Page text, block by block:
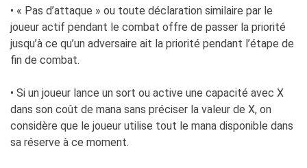
• « Pas d’attaque » ou toute déclaration similaire par le
joueur actif pendant le combat offre de passer la priorité
jusqu’à ce qu’un adversaire ait la priorité pendant l’étape de
fin de combat.
• Si un joueur lance un sort ou active une capacité avec X
dans son coût de mana sans préciser la valeur de X, on
considère que le joueur utilise tout le mana disponible dans
sa réserve à ce moment.